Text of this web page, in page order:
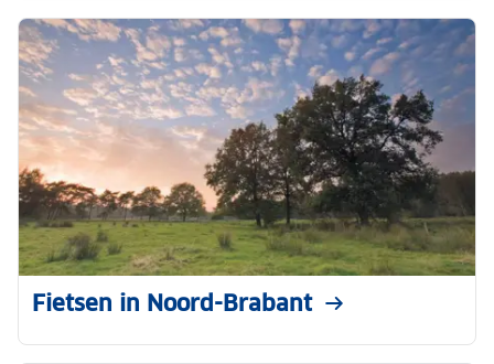
Fietsen in Noord-Brabant